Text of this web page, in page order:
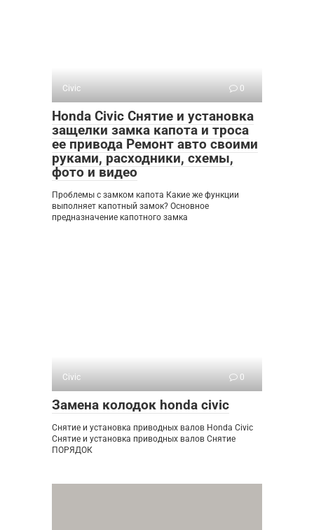
Civic 0
Honda Civic Снятие и установка
защелки замка капота и троса
ее привода Ремонт авто своими
руками, расходники, схемы,
фото и видео
Проблемы с замком капота Какие же функции
выполняет капотный замок? Основное
предназначение капотного замка
Civic 0
Замена колодок honda civic
Снятие и установка приводных валов Honda Civic
Снятие и установка приводных валов Снятие
ПОРЯДОК